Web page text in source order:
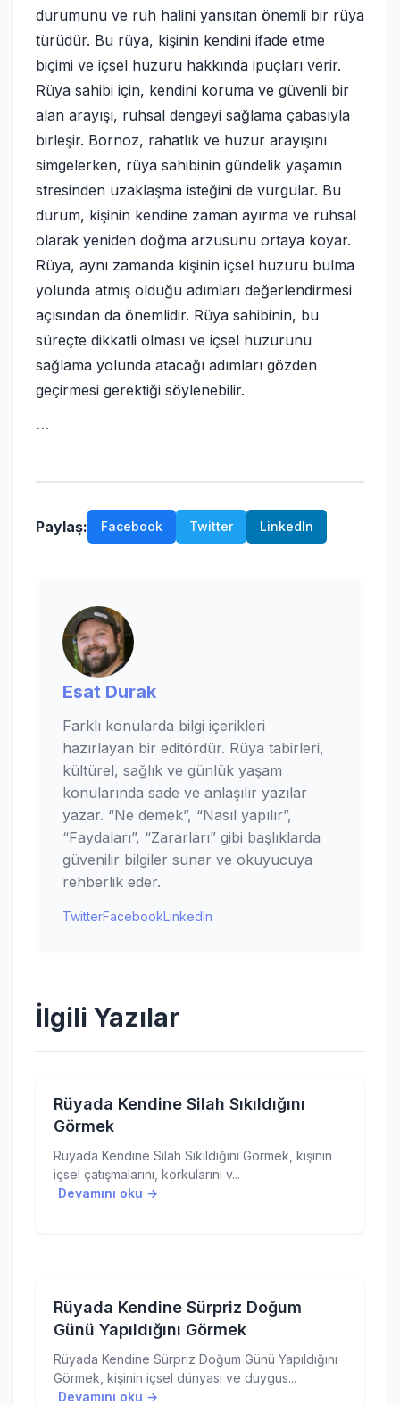
durumunu ve ruh halini yansıtan önemli bir rüya
türüdür. Bu rüya, kişinin kendini ifade etme
biçimi ve içsel huzuru hakkında ipuçları verir.
Rüya sahibi için, kendini koruma ve güvenli bir
alan arayışı, ruhsal dengeyi sağlama çabasıyla
birleşir. Bornoz, rahatlık ve huzur arayışını
simgelerken, rüya sahibinin gündelik yaşamın
stresinden uzaklaşma isteğini de vurgular. Bu
durum, kişinin kendine zaman ayırma ve ruhsal
olarak yeniden doğma arzusunu ortaya koyar.
Rüya, aynı zamanda kişinin içsel huzuru bulma
yolunda atmış olduğu adımları değerlendirmesi
açısından da önemlidir. Rüya sahibinin, bu
süreçte dikkatli olması ve içsel huzurunu
sağlama yolunda atacağı adımları gözden
geçirmesi gerektiği söylenebilir.
```
Paylaş: Facebook Twitter LinkedIn
Esat Durak
Farklı konularda bilgi içerikleri
hazırlayan bir editördür. Rüya tabirleri,
kültürel, sağlık ve günlük yaşam
konularında sade ve anlaşılır yazılar
yazar. “Ne demek”, “Nasıl yapılır”,
“Faydaları”, “Zararları” gibi başlıklarda
güvenilir bilgiler sunar ve okuyucuya
rehberlik eder.
TwitterFacebookLinkedIn
İlgili Yazılar
Rüyada Kendine Silah Sıkıldığını
Görmek
Rüyada Kendine Silah Sıkıldığını Görmek, kişinin
içsel çatışmalarını, korkularını v...
Devamını oku →
Rüyada Kendine Sürpriz Doğum
Günü Yapıldığını Görmek
Rüyada Kendine Sürpriz Doğum Günü Yapıldığını
Görmek, kişinin içsel dünyası ve duygus...
Devamını oku →